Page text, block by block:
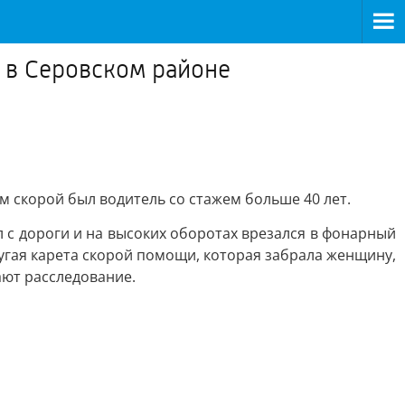
Серовском районе
был водитель со стажем больше 40 лет.
дороги и на высоких оборотах врезался в фонарный
карета скорой помощи, которая забрала женщину,
расследование.